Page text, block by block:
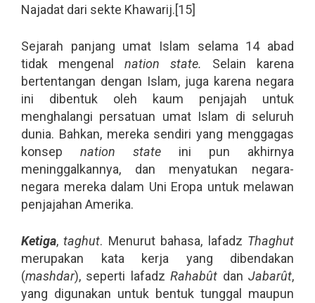
Najadat dari sekte Khawarij.[15]
Sejarah panjang umat Islam selama 14 abad
tidak mengenal nation state. Selain karena
bertentangan dengan Islam, juga karena negara
ini dibentuk oleh kaum penjajah untuk
menghalangi persatuan umat Islam di seluruh
dunia. Bahkan, mereka sendiri yang menggagas
konsep nation state ini pun akhirnya
meninggalkannya, dan menyatukan negara-
negara mereka dalam Uni Eropa untuk melawan
penjajahan Amerika.
Ketiga,taghut. Menurut bahasa, lafadz Thaghut
merupakan kata kerja yang dibendakan
(mashdar), seperti lafadzRahabût danJabarût,
yang digunakan untuk bentuk tunggal maupun